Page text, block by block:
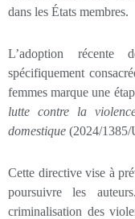
dans les États membres.
L’adoption récente
spécifiquement
femmes marque une
lutte contre la
domestique (2024/1385/
Cette directive vise à
poursuivre les
criminalisation des